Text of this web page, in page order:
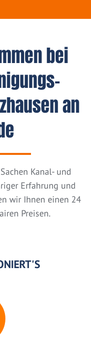
bei
an
Kanal- und
Erfahrung und
wir Ihnen einen 24
Preisen.